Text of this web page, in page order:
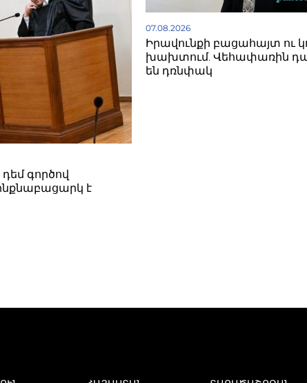
գործով
է
07.08.2026
Իրավունքի բացահայտ ու
խախտում. Վեհափառին
են դռնփակ